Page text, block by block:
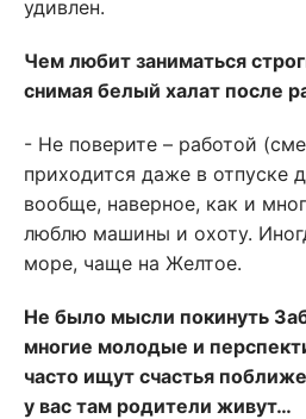
удивлен.
Чем любит заниматься
снимая белый халат после
- Не поверите – работой
приходится даже в отпуске
вообще, наверное, как и
люблю машины и охоту.
море, чаще на Желтое.
Не было мысли покинуть
многие молодые и
часто ищут счастья
у вас там родители живут…